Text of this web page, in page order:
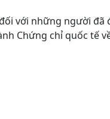
với những người
chỉ quốc tế